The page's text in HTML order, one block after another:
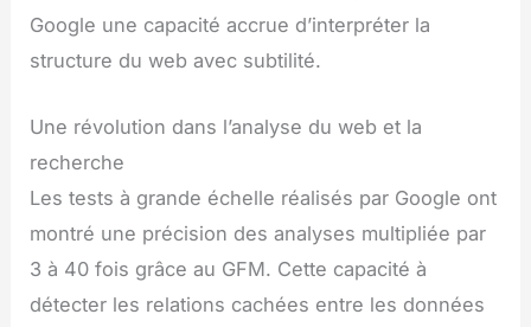
Google une capacité accrue d’interpréter la
structure du web avec subtilité.
Une révolution dans l’analyse du web et la
recherche
Les tests à grande échelle réalisés par Google ont
montré une précision des analyses multipliée par
3 à 40 fois grâce au GFM. Cette capacité à
détecter les relations cachées entre les données